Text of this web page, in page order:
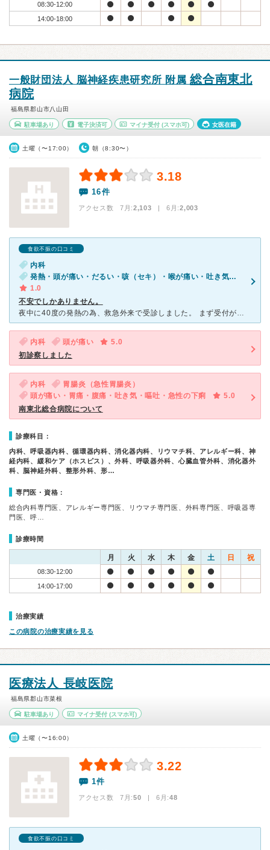
08:30-12:00
14:00-18:00
一般財団法人 脳神経疾患研究所 附属総合南東北
病院
福島県郡山市八山田
駐車場あり 電子決済可 マイナ受付 (スマホ可) 女医在籍
土曜（〜17:00） 朝（8:30〜）
3.18
16件
アクセス数 7月:2,103 | 6月:2,003
食欲不振の口コミ
内科
発熱・頭が痛い・だるい・咳（セキ）・喉が痛い・吐き気・嘔吐・食欲不振・体調不良
1.0
不安でしかありません。
夜中に40度の発熱の為、救急外来で受診しました。 まず受付が感じが悪いです。必要最低限の会話をして待合室へ。 診察室に呼ばれて行くと、医師にこちらの症状を伝えても1度で聞きとってもらえず、
内科 頭が痛い
5.0
初診察しました
内科
胃腸炎（急性胃腸炎）
頭が痛い・胃痛・腹痛・吐き気・嘔吐・急性の下痢
5.0
南東北総合病院について
診療科目：
内科、呼吸器内科、循環器内科、消化器内科、リウマチ科、アレルギー科、神
経内科、緩和ケア（ホスピス）、外科、呼吸器外科、心臓血管外科、消化器外
科、脳神経外科、整形外科、形…
専門医・資格：
総合内科専門医、アレルギー専門医、リウマチ専門医、外科専門医、呼吸器専
門医、呼…
診療時間
月 火 水 木 金 土 日 祝
08:30-12:00
14:00-17:00
治療実績
この病院の治療実績を見る
医療法人 長岐医院
福島県郡山市菜根
駐車場あり マイナ受付(スマホ可)
土曜（〜16:00）
3.22
1件
アクセス数 7月:50 | 6月:48
食欲不振の口コミ